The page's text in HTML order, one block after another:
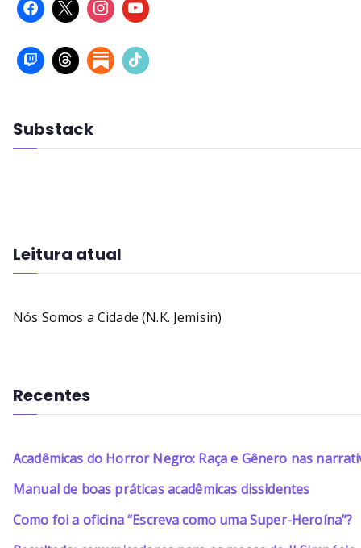
Substack
Leitura atual
Nós Somos a Cidade (N.K. Jemisin)
Recentes
Acadêmicas do Horror Negro: Raça e Gênero nas
Manual de boas práticas acadêmicas dissidentes
Como foi a oficina “Escreva como uma Super-Heroína”?